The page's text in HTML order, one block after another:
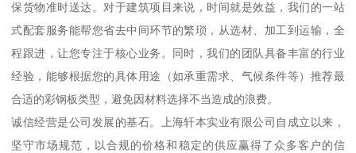
保货物准时送达。对于建筑项目来说，时间就是效益，我们的一站
式配套服务能帮您省去中间环节的繁琐，从选材、加工到运输，全
程跟进，让您专注于核心业务。同时，我们的团队具备丰富的行业
经验，能够根据您的具体用途（如承重需求、气候条件等）推荐最
合适的彩钢板类型，避免因材料选择不当造成的浪费。
诚信经营是公司发展的基石。上海轩本实业有限公司自成立以来，
坚守市场规范，以合规的价格和稳定的供应赢得了众多客户的信